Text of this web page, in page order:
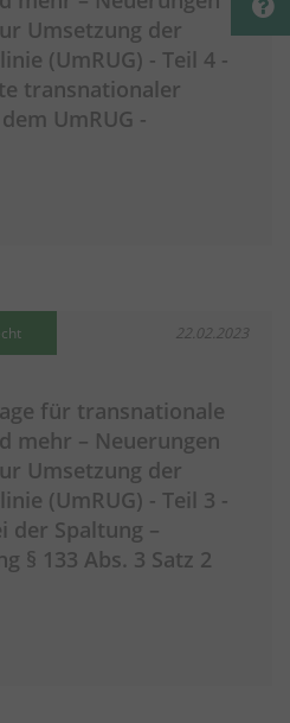
Umsetzung der
(UmRUG) - Teil 4 -
transnationaler
UmRUG -
22.02.2023
für transnationale
mehr – Neuerungen
Umsetzung der
(UmRUG) - Teil 3 -
der Spaltung –
§ 133 Abs. 3 Satz 2